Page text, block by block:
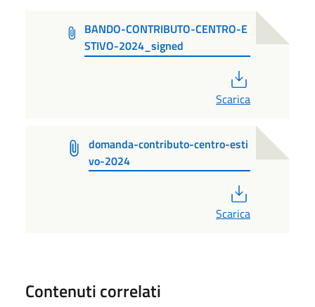
BANDO-CONTRIBUTO-CENTRO-E
STIVO-2024_signed
Scarica
domanda-contributo-centro-esti
vo-2024
Scarica
Contenuti correlati